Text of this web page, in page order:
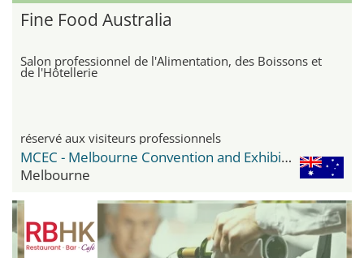
Fine Food Australia
Salon professionnel de l'Alimentation, des Boissons et
de l'Hôtellerie
réservé aux visiteurs professionnels
MCEC - Melbourne Convention and Exhibition Center
Melbourne